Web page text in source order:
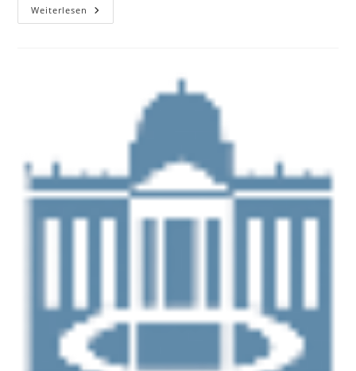
Weiterlesen Orte